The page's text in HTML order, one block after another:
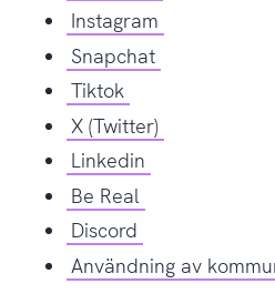
Instagram
Snapchat
Tiktok
X (Twitter)
Linkedin
Be Real
Discord
Användning av